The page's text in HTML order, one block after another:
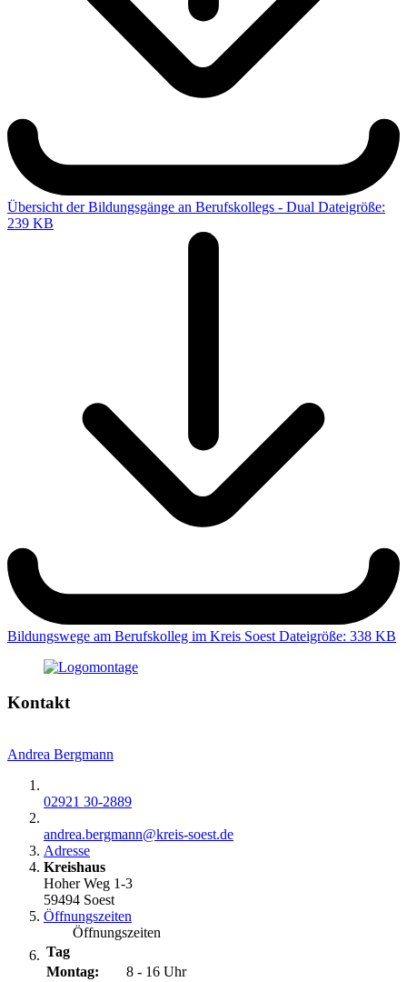
Übersicht der Bildungsgänge an Berufskollegs - Dual Dateigröße:
239 KB
Bildungswege am Berufskolleg im Kreis Soest Dateigröße: 338 KB
Kontakt
Andrea Bergmann
02921 30-2889
andrea.bergmann@​kreis-soest.de
Adresse
Kreishaus
Hoher Weg 1-3
59494 Soest
Öffnungszeiten
Öffnungszeiten
Tag
Montag:
8 - 16 Uhr